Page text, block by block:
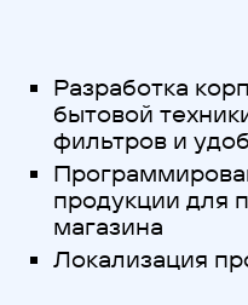
Разработка
бытовой
фильтров и
продукции для
магазина
Локализация